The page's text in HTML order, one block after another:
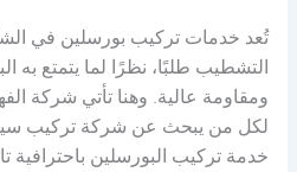
تُعد خدمات تركيب بورسلين في
التشطيب طلبًا، نظرًا لما يتمتع به
ومقاومة عالية. وهنا تأتي شركة
لكل من يبحث عن شركة تركيب
خدمة تركيب البورسلين باحترافية